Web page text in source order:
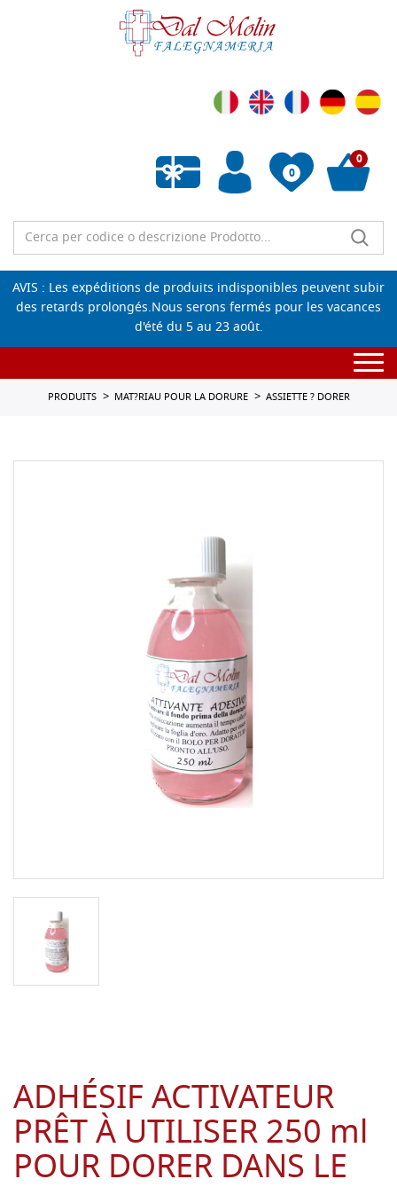
0
Liste de souhaits vide
0
AVIS : Les expéditions de produits indisponibles peuvent subir
des retards prolongés.Nous serons fermés pour les vacances
d'été du 5 au 23 août.
PRODUITS MAT?RIAU POUR LA DORURE ASSIETTE ? DORER
ADHÉSIF ACTIVATEUR
PRÊT À UTILISER 250 ml
POUR DORER DANS LE